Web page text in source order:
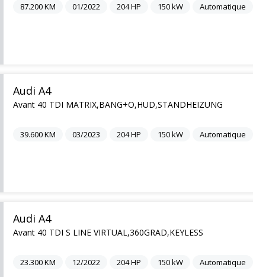
87.200KM 01/2022 204HP 150kW Automatique
Audi A4
Avant 40 TDI MATRIX,BANG+O,HUD,STANDHEIZUNG
39.600KM 03/2023 204HP 150kW Automatique
Audi A4
Avant 40 TDI S LINE VIRTUAL,360GRAD,KEYLESS
23.300KM 12/2022 204HP 150kW Automatique